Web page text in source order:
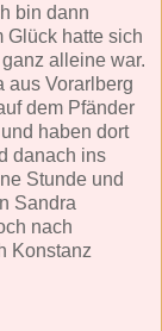
bin dann
Glück hatte sich
alleine war.
aus Vorarlberg
dem Pfänder
haben dort
danach ins
Stunde und
Sandra
nach
Konstanz